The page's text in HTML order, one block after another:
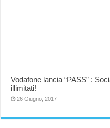
Vodafone lancia “PASS” :
illimitati!
26 Giugno, 2017